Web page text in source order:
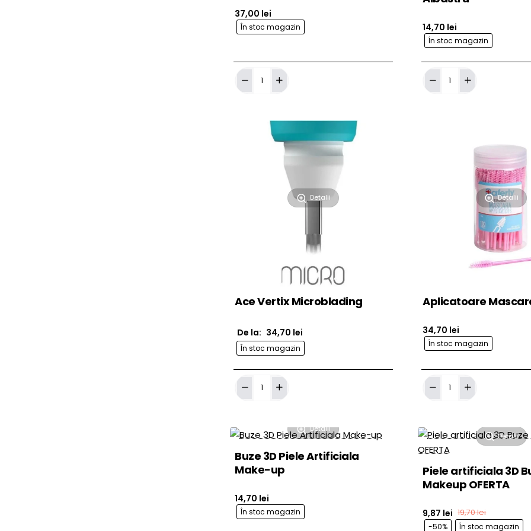
În stoc magazin
37,00 lei
Pix
Microblading
În stoc magazin
14,70 lei
Subler
masurat
Detalii
Ace Vertix Microblading
În stoc magazin
De la: 34,70 lei
Ace
Vertix
Detalii
Aplicatoare
În stoc magazin
34,70 lei
Aplicatoare
Mascara
Detalii
Buze 3D Piele Artificiala
Make-up
În stoc magazin
14,70 lei
Detalii
Piele artificiala 3D
Makeup OFERTA
În stoc magazin
-50%
9,87 lei 19,70 lei